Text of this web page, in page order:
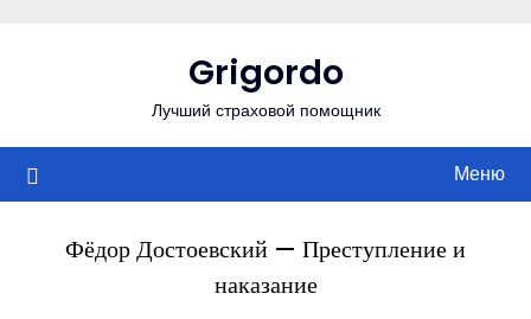
Grigordo
Лучший страховой помощник
Меню
Фёдор Достоевский — Преступление и
наказание